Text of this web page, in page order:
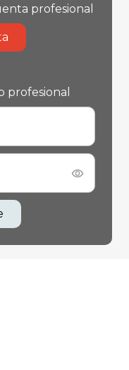
profesional
profesional